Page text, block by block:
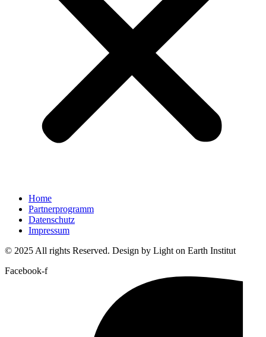
Home
Partnerprogramm
Datenschutz
Impressum
© 2025 All rights Reserved. Design by Light on Earth Institut
Facebook-f